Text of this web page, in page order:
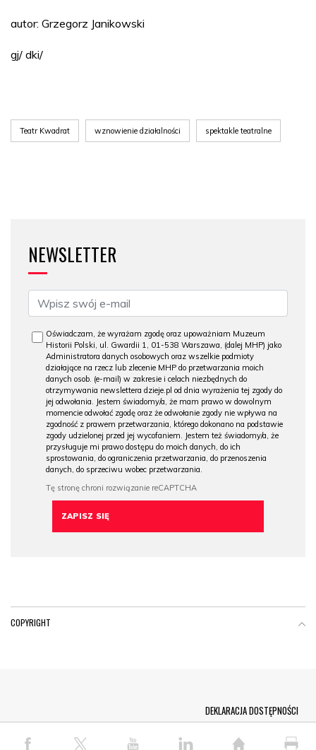
autor: Grzegorz Janikowski
gj/ dki/
Teatr Kwadrat wznowienie działalności spektakle teatralne
NEWSLETTER
Oświadczam, że wyrażam zgodę oraz upoważniam Muzeum
Historii Polski, ul. Gwardii 1, 01-538 Warszawa, (dalej MHP) jako
Administratora danych osobowych oraz wszelkie podmioty
działające na rzecz lub zlecenie MHP do przetwarzania moich
danych osob. (e-mail) w zakresie i celach niezbędnych do
otrzymywania newslettera dzieje.pl od dnia wyrażenia tej zgody do
jej odwołania. Jestem świadomy/a, że mam prawo w dowolnym
momencie odwołać zgodę oraz że odwołanie zgody nie wpływa na
zgodność z prawem przetwarzania, którego dokonano na podstawie
zgody udzielonej przed jej wycofaniem. Jestem też świadomy/a, że
przysługuje mi prawo dostępu do moich danych, do ich
sprostowania, do ograniczenia przetwarzania, do przenoszenia
danych, do sprzeciwu wobec przetwarzania.
COPYRIGHT
© COPYRIGHT PAP 2026
DEKLARACJA DOSTĘPNOŚCI